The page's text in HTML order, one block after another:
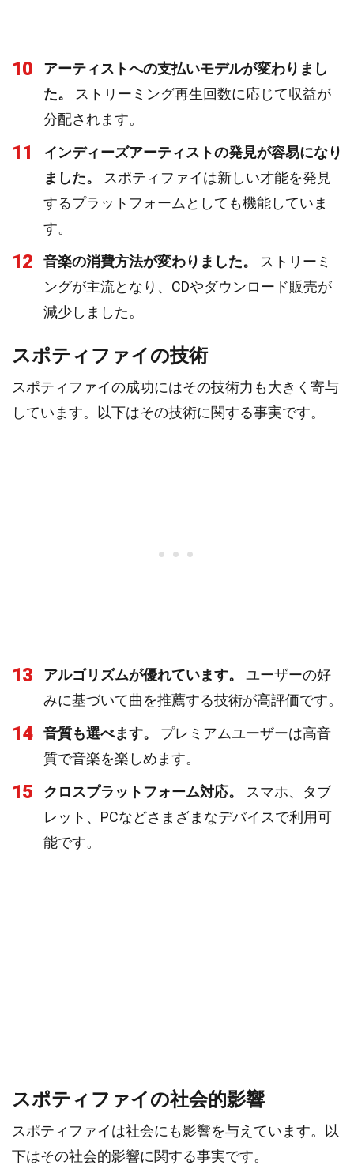
10
アーティストへの支払いモデルが変わりまし
た。
ストリーミング再生回数に応じて収益が
分配されます。
11
インディーズアーティストの発見が容易になり
ました。
スポティファイは新しい才能を発見
するプラットフォームとしても機能していま
す。
12 音楽の消費方法が変わりました。
ストリーミ
ングが主流となり、CDやダウンロード販売が
減少しました。
スポティファイの技術
スポティファイの成功にはその技術力も大きく寄与
しています。以下はその技術に関する事実です。
13 アルゴリズムが優れています。
ユーザーの好
みに基づいて曲を推薦する技術が高評価です。
14 音質も選べます。
プレミアムユーザーは高音
質で音楽を楽しめます。
15 クロスプラットフォーム対応。
スマホ、タブ
レット、PCなどさまざまなデバイスで利用可
能です。
スポティファイの社会的影響
スポティファイは社会にも影響を与えています。以
下はその社会的影響に関する事実です。